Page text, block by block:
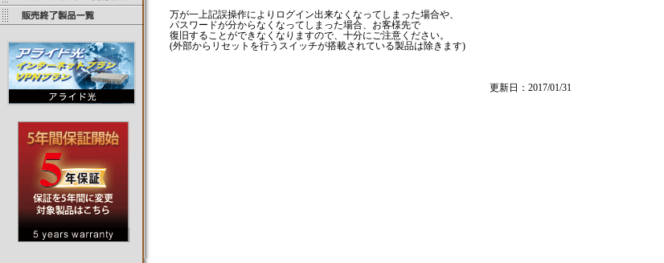
万が一上記誤操作によりログイン出来なくなってしまった場合や、
パスワードが分からなくなってしまった場合、お客様先で
復旧することができなくなりますので、十分にご注意ください。
(外部からリセットを行うスイッチが搭載されている製品は除きます)
更新日：2017/01/31